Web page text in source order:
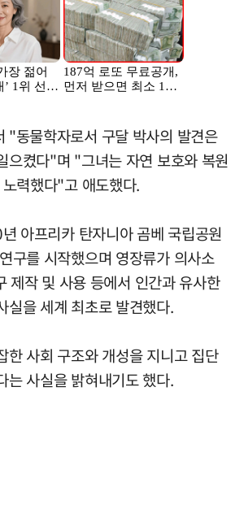
"동물학자로서 구달 박사의 발견은
으켰다"며 "그녀는 자연 보호와 복원
력했다"고 애도했다.
아프리카 탄자니아 곰베 국립공원
구를 시작했으며 영장류가 의사소
제작 및 사용 등에서 인간과 유사한
실을 세계 최초로 발견했다.
한 사회 구조와 개성을 지니고 집단
는 사실을 밝혀내기도 했다.